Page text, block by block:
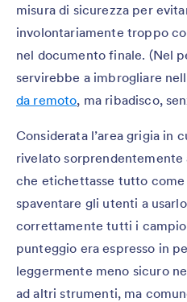
misura di sicurezza per
involontariamente troppo
nel documento finale. (Nel
servirebbe a imbrogliare
da remoto, ma ribadisco,
Considerata l’area grigia in
rivelato
che etichettasse tutto
spaventare gli utenti a
correttamente tutti i
punteggio era espresso in
leggermente meno sicuro
ad altri strumenti, ma